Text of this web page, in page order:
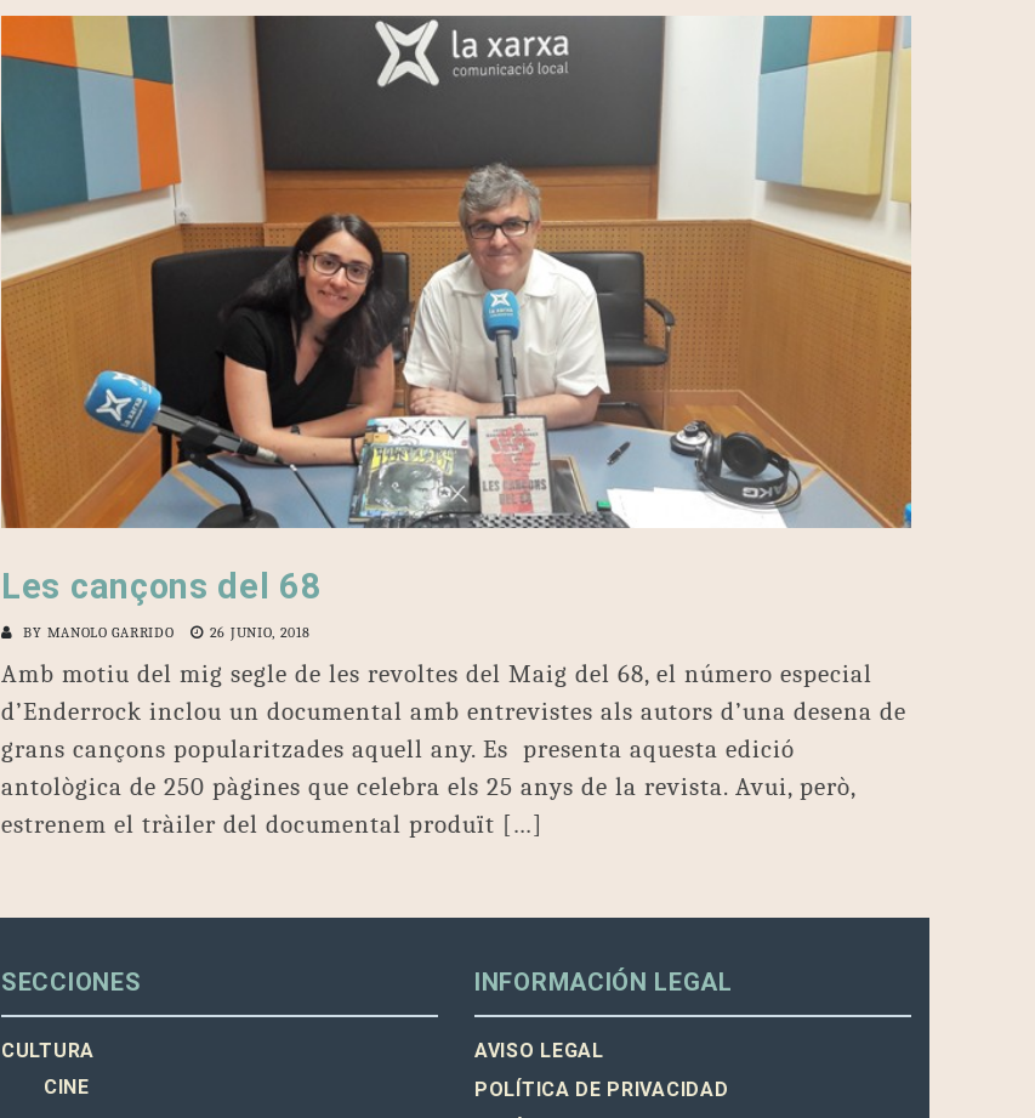
Les cançons del 68
BY MANOLO GARRIDO 26 JUNIO, 2018
Amb motiu del mig segle de les revoltes del Maig del 68, el número especial
d’Enderrock inclou un documental amb entrevistes als autors d’una desena de
grans cançons popularitzades aquell any. Es presenta aquesta edició
antològica de 250 pàgines que celebra els 25 anys de la revista. Avui, però,
estrenem el tràiler del documental produït […]
SECCIONES
CULTURA
CINE
INFORMACIÓN LEGAL
AVISO LEGAL
POLÍTICA DE PRIVACIDAD